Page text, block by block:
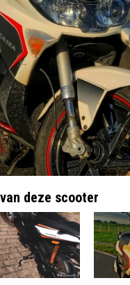
deze scooter